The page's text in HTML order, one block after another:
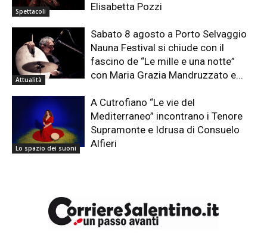
Spettacoli
Elisabetta Pozzi
Attualità
Sabato 8 agosto a Porto Selvaggio
Nauna Festival si chiude con il
fascino de “Le mille e una notte”
con Maria Grazia Mandruzzato e...
Lo spazio dei suoni
A Cutrofiano “Le vie del
Mediterraneo” incontrano i Tenore
Supramonte e Idrusa di Consuelo
Alfieri